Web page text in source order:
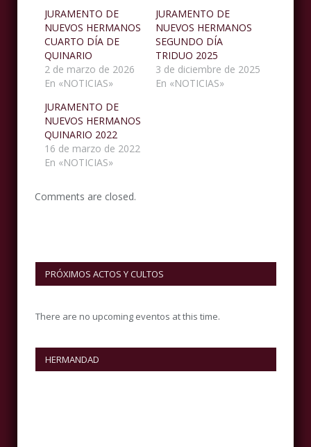
JURAMENTO DE
NUEVOS HERMANOS
CUARTO DÍA DE
QUINARIO
2 de marzo de 2026
En «NOTICIAS»
JURAMENTO DE
NUEVOS HERMANOS
SEGUNDO DÍA
TRIDUO 2025
3 de diciembre de 2025
En «NOTICIAS»
JURAMENTO DE
NUEVOS HERMANOS
QUINARIO 2022
16 de marzo de 2022
En «NOTICIAS»
Comments are closed.
PRÓXIMOS ACTOS Y CULTOS
There are no upcoming eventos at this time.
HERMANDAD